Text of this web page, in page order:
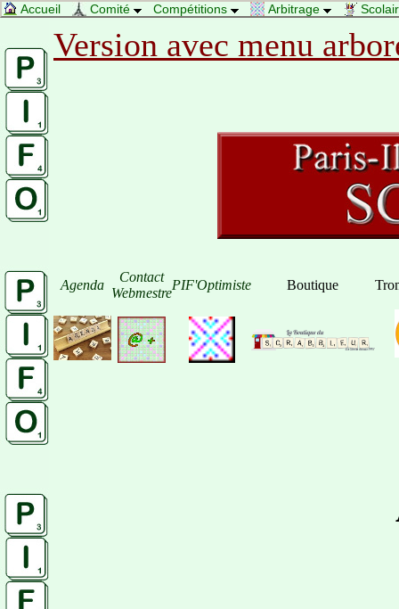
Accueil Comité Compétitions Arbitrage
Version avec menu
Agenda
Contact
Webmestre
PIF'Optimiste Boutique